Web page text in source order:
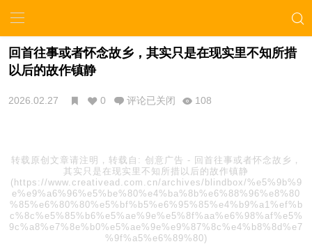
回首往事或者怀念故乡，其实只是在现实里不知所措
以后的故作镇静
2026.02.27 0 评论已关闭 108
转载原创文章请注明，转载自: 创意广告 - 回首往事或者怀念故乡，
其实只是在现实里不知所措以后的故作镇静
(https://www.creativead.com.cn/archives/blindbox/%e5%9b%9
e%e9%a6%96%e5%be%80%e4%ba%8b%e6%88%96%e8%80
%85%e6%80%80%e5%bf%b5%e6%95%85%e4%b9%a1%ef%b
c%8c%e5%85%b6%e5%ae%9e%e5%8f%aa%e6%98%af%e5%
9c%a8%e7%8e%b0%e5%ae%9e%e9%87%8c%e4%b8%8d%e7
%9f%a5%e6%89%80)